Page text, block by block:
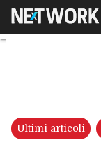
Ultimi articoli